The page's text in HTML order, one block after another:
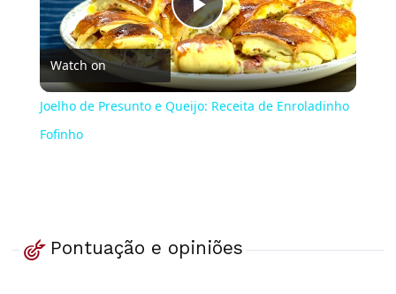
Play
Video
Watch on
Joelho de Presunto e Queijo: Receita de Enroladinho
Fofinho
Pontuação e opiniões